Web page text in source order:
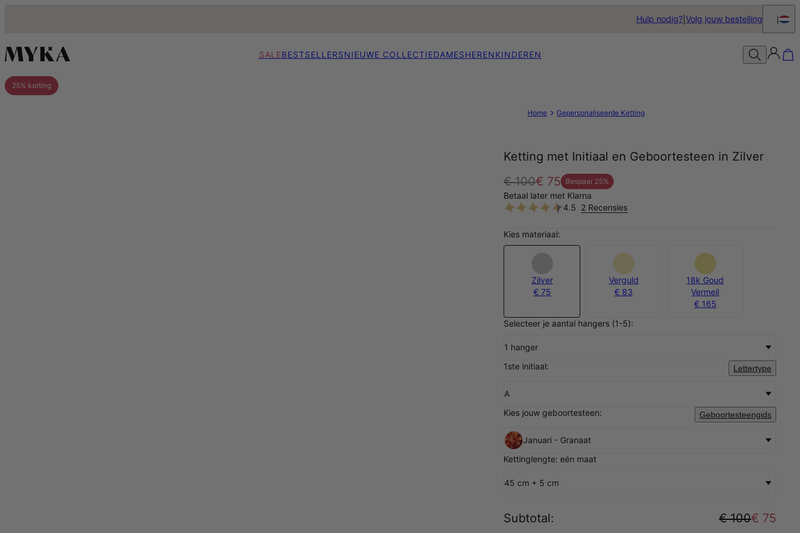
Hulp nodig? Volg jouw bestelling
SALEBESTSELLERSNIEUWE COLLECTIEDAMESHERENKINDEREN
25% korting
Home Gepersonaliseerde Ketting
Ketting met Initiaal en Geboortesteen in Zilver
€ 100€ 75 Bespaar 25%
Betaal later met Klarna
4.5 2 Recensies
Kies materiaal:
Zilver
€ 75
Verguld
€ 83
18k Goud
Vermeil
€ 165
Selecteer je aantal hangers (1-5):
1 hanger
1ste initiaal:
Lettertype
A
Kies jouw geboortesteen:
Geboortesteengids
Januari - Granaat
Kettinglengte: eén maat
45 cm + 5 cm
Subtotal: € 100€ 75